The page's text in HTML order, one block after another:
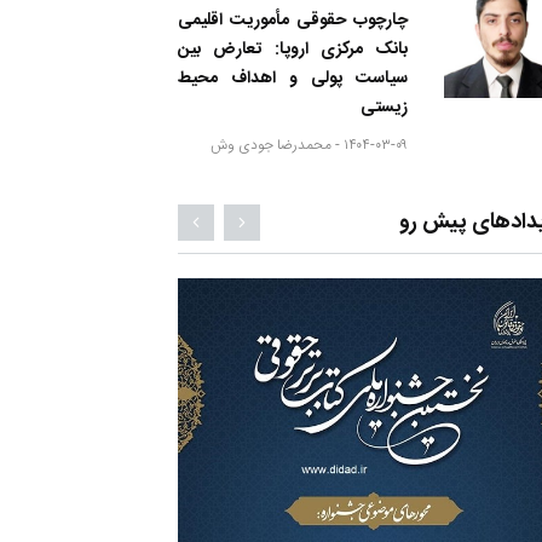
چارچوب حقوقی مأموریت اقلیمی
بانک مرکزی اروپا: تعارض بین
سیاست پولی و اهداف محیط
زیستی
۱۴۰۴-۰۳-۰۹ - محمدرضا جودی وش
پیش رو